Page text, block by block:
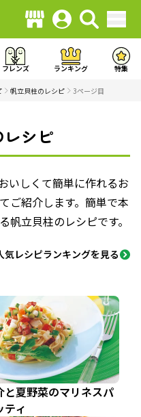
フレンズ ランキング 特集
帆立貝柱のレシピ 3ページ目
シピ
いしくて簡単に作れるお
ご紹介します。簡単で本
立貝柱のレシピです。
気レシピランキングを見る
と夏野菜のマリネスパ
ティ